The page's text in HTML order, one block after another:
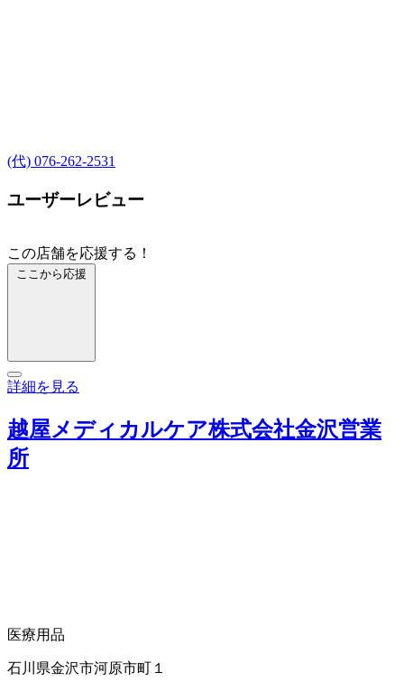
(代) 076-262-2531
ユーザーレビュー
この店舗を応援する！
ここから応援
詳細を見る
越屋メディカルケア株式会社金沢営業
所
医療用品
石川県金沢市河原市町１